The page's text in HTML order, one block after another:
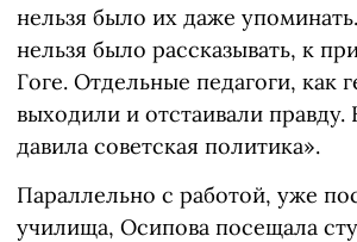
нельзя было их даже
нельзя было рассказывать, к
Гоге. Отдельные педагоги, как
выходили и отстаивали правду.
давила советская политика».
Параллельно с работой, уже
училища, Осипова посещала